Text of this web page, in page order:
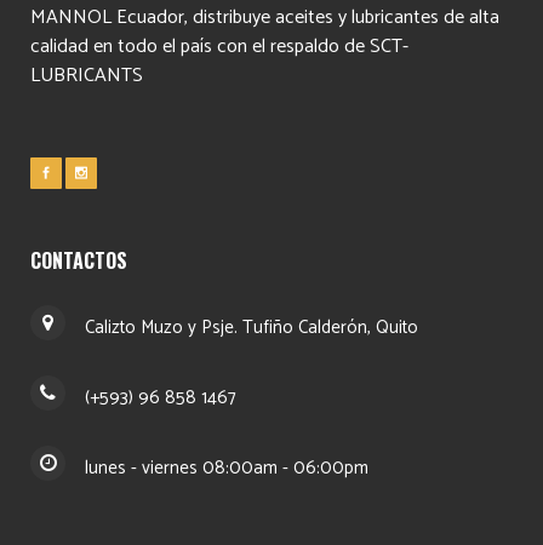
MANNOL Ecuador, distribuye aceites y lubricantes de alta
calidad en todo el país con el respaldo de SCT-
LUBRICANTS
CONTACTOS
Calizto Muzo y Psje. Tufiño Calderón, Quito
(+593) 96 858 1467
lunes - viernes 08:00am - 06:00pm